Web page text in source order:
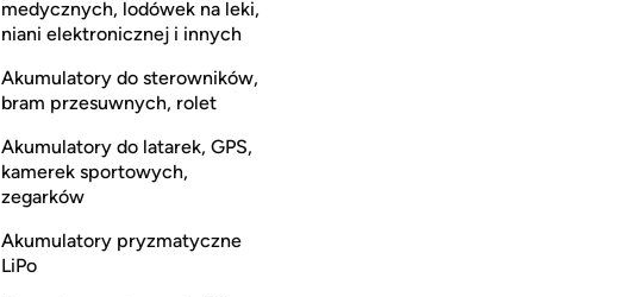
medycznych, lodówek na leki,
niani elektronicznej i innych
Akumulatory do sterowników,
bram przesuwnych, rolet
Akumulatory do latarek, GPS,
kamerek sportowych,
zegarków
Akumulatory pryzmatyczne
LiPo